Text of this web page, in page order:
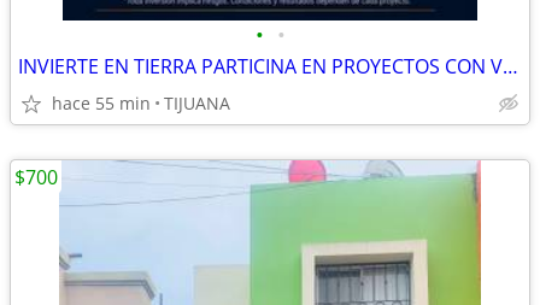
• •
INVIERTE EN TIERRA PARTICINA EN PROYECTOS CON VISION
hace 55 min TIJUANA
$700